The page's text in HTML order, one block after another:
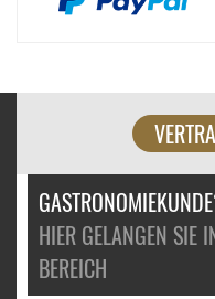
HIER GELANGEN SIE
BEREICH